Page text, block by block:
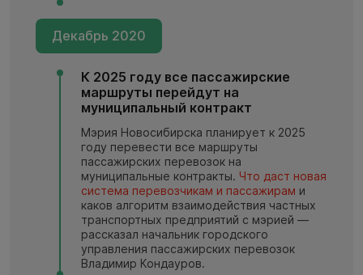
Декабрь 2020
К 2025 году все пассажирские
маршруты перейдут на
муниципальный контракт
Мэрия Новосибирска планирует к 2025
году перевести все маршруты
пассажирских перевозок на
муниципальные контракты. Что даст новая
система перевозчикам и пассажирам и
каков алгоритм взаимодействия частных
транспортных предприятий с мэрией —
рассказал начальник городского
управления пассажирских перевозок
Владимир Кондауров.